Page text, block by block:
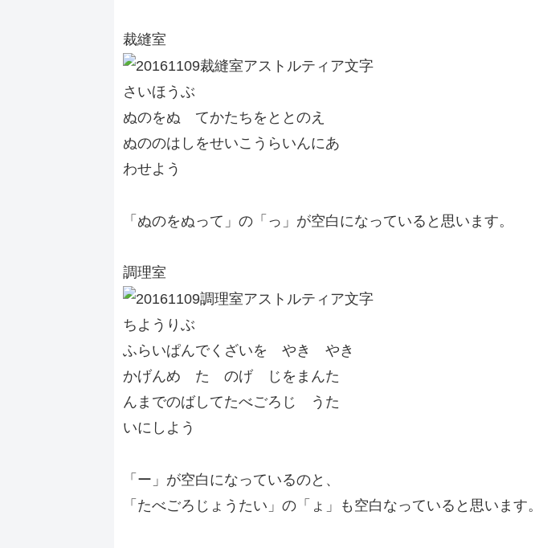
裁縫室
さいほうぶ
ぬのをぬ てかたちをととのえ
ぬののはしをせいこうらいんにあ
わせよう
「ぬのをぬって」の「っ」が空白になっていると思います。
調理室
ちようりぶ
ふらいぱんでくざいを やき やき
かげんめ た のげ じをまんた
んまでのばしてたべごろじ うた
いにしよう
「ー」が空白になっているのと、
「たべごろじょうたい」の「ょ」も空白なっていると思います。